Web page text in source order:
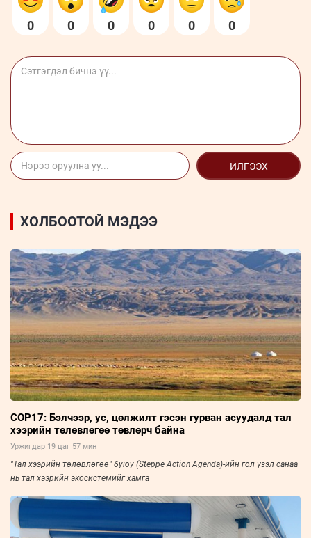
0 0 0 0 0 0
ИЛГЭЭХ
ХОЛБООТОЙ МЭДЭЭ
COP17: Бэлчээр, ус, цөлжилт гэсэн гурван асуудалд тал
хээрийн төлөвлөгөө төвлөрч байна
Уржигдар 19 цаг 57 мин
"Тал хээрийн төлөвлөгөө" буюу (Steppe Action Agenda)-ийн гол үзэл санаа
нь тал хээрийн экосистемийг хамга